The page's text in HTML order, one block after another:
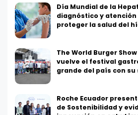
Día Mundial de la
diagnóstico y
proteger la salud del
The World Burger
vuelve el festival
grande del país con su
Roche Ecuador
de Sostenibilidad y